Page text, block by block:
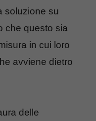
soluzione su
che questo sia
in cui loro
avviene dietro
delle